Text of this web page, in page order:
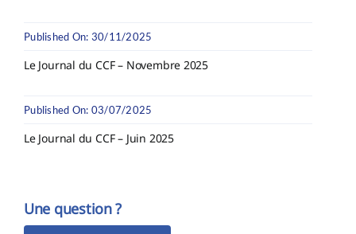
Published On: 30/11/2025
Le Journal du CCF – Novembre 2025
Published On: 03/07/2025
Le Journal du CCF – Juin 2025
Une question ?